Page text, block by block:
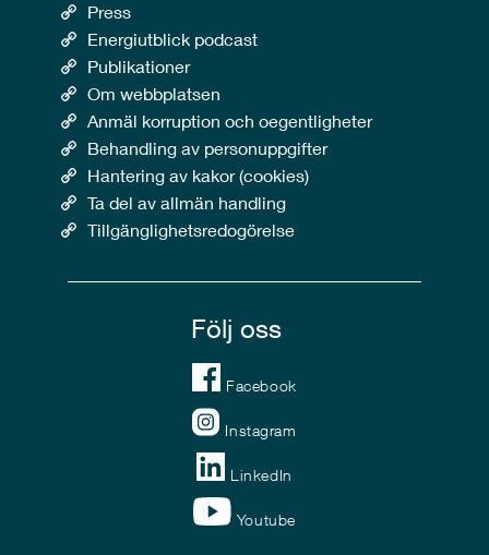
Press
Energiutblick podcast
Publikationer
Om webbplatsen
Anmäl korruption och oegentligheter
Behandling av personuppgifter
Hantering av kakor (cookies)
Ta del av allmän handling
Tillgänglighetsredogörelse
Följ oss
Facebook
Instagram
LinkedIn
Youtube